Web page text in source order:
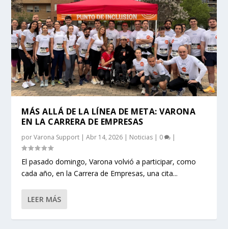
MÁS ALLÁ DE LA LÍNEA DE META: VARONA
EN LA CARRERA DE EMPRESAS
porVarona Support |Abr 14, 2026 | Noticias | 0 |
El pasado domingo, Varona volvió a participar, como
cada año, en la Carrera de Empresas, una cita...
LEER MÁS